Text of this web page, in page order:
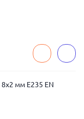
мм E235 EN